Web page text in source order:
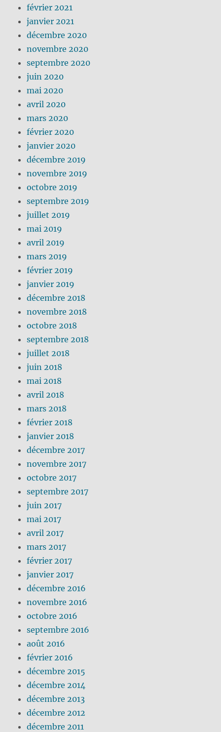
février 2021
janvier 2021
décembre 2020
novembre 2020
septembre 2020
juin 2020
mai 2020
avril 2020
mars 2020
février 2020
janvier 2020
décembre 2019
novembre 2019
octobre 2019
septembre 2019
juillet 2019
mai 2019
avril 2019
mars 2019
février 2019
janvier 2019
décembre 2018
novembre 2018
octobre 2018
septembre 2018
juillet 2018
juin 2018
mai 2018
avril 2018
mars 2018
février 2018
janvier 2018
décembre 2017
novembre 2017
octobre 2017
septembre 2017
juin 2017
mai 2017
avril 2017
mars 2017
février 2017
janvier 2017
décembre 2016
novembre 2016
octobre 2016
septembre 2016
août 2016
février 2016
décembre 2015
décembre 2014
décembre 2013
décembre 2012
décembre 2011